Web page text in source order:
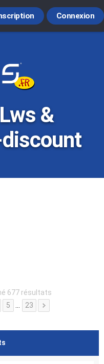
Connexion
&
677 résultats
5 23